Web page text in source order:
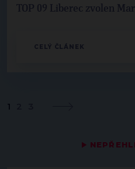
▶
TOP 09 Liberec zvolen
CELÝ ČLÁNEK
1